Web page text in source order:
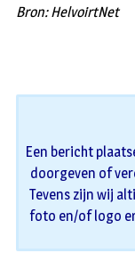
Bron: HelvoirtNet
Een bericht
doorgeven of
Tevens zijn wij
foto en/of logo